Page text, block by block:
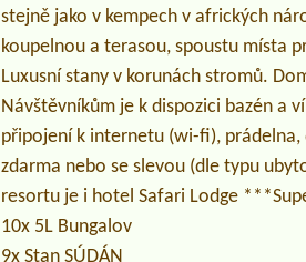
stejně jako v kempech v afrických
koupelnou a terasou, spoustu místa
Luxusní stany v korunách stromů.
Návštěvníkům je k dispozici bazén a
připojení k internetu (wi-fi), prádelna,
zdarma nebo se slevou (dle typu
resortu je i hotel Safari Lodge
10x 5L Bungalov
9x Stan SÚDÁN